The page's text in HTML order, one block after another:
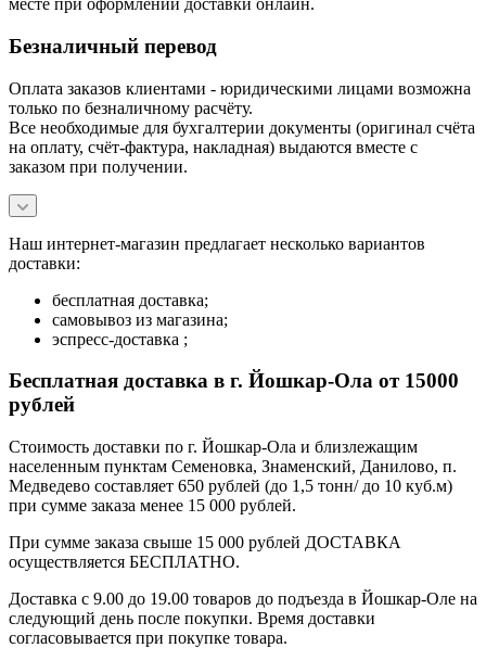
месте при оформлении доставки онлайн.
Безналичный перевод
Оплата заказов клиентами - юридическими лицами возможна
только по безналичному расчёту.
Все необходимые для бухгалтерии документы (оригинал счёта
на оплату, счёт-фактура, накладная) выдаются вместе с
заказом при получении.
Наш интернет-магазин предлагает несколько вариантов
доставки:
бесплатная доставка;
самовывоз из магазина;
эспресс-доставка ;
Бесплатная доставка в г. Йошкар-Ола от 15000
рублей
Стоимость доставки по г. Йошкар-Ола и близлежащим
населенным пунктам Семеновка, Знаменский, Данилово, п.
Медведево составляет 650 рублей (до 1,5 тонн/ до 10 куб.м)
при сумме заказа менее 15 000 рублей.
При сумме заказа свыше 15 000 рублей ДОСТАВКА
осуществляется БЕСПЛАТНО.
Доставка с 9.00 до 19.00 товаров до подъезда в Йошкар-Оле на
следующий день после покупки. Время доставки
согласовывается при покупке товара.